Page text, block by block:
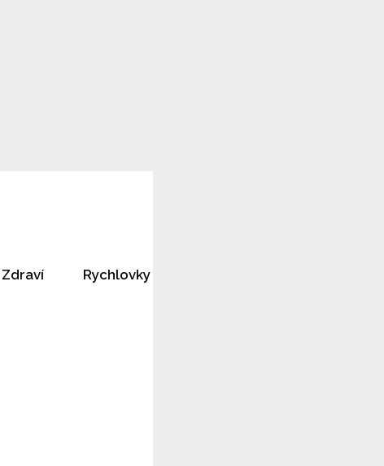
Zdraví Rychlovky